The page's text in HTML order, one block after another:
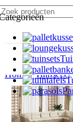
Home/ Tuinsets/